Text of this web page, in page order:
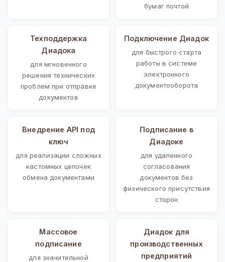
бумаг почтой
Техподдержка
Диадока
для мгновенного
решения технических
проблем при отправке
документов
Подключение Диадок
для быстрого старта
работы в системе
электронного
документооборота
Внедрение API под
ключ
для реализации сложных
кастомных цепочек
обмена документами
Подписание в
Диадоке
для удаленного
согласования
документов без
физического присутствия
сторон
Массовое
подписание
для значительной
Диадок для
производственных
предприятий